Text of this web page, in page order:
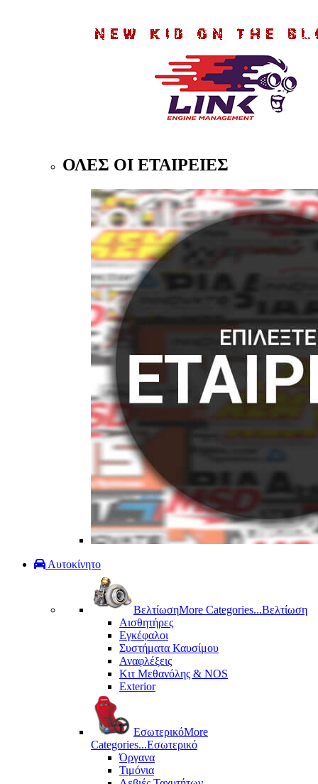
ΟΛΕΣ ΟΙ ΕΤΑΙΡΕΙΕΣ
Αυτοκίνητο
ΒελτίωσηMore Categories...Βελτίωση
Αισθητήρες
Εγκέφαλοι
Συστήματα Καυσίμου
Αναφλέξεις
Κιτ Μεθανόλης & ΝΟS
Exterior
ΕσωτερικόMore
Categories...Εσωτερικό
Όργανα
Τιμόνια